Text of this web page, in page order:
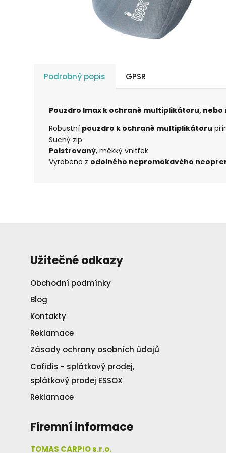
Podrobný popis GPSR
Pouzdro Imax k ochraně multiplikátoru, nebo
Robustní pouzdro k ochraně multiplikátoru
Suchý zip
Polstrovaný, měkký vnitřek
Vyrobeno z odolného nepromokavého
Užitečné odkazy
Obchodní podmínky
Blog
Kontakty
Reklamace
Zásady ochrany osobních údajů
Cofidis - splátkový prodej,
splátkový prodej ESSOX
Reklamace
Firemní informace
TOMAS CARPIO s.r.o.